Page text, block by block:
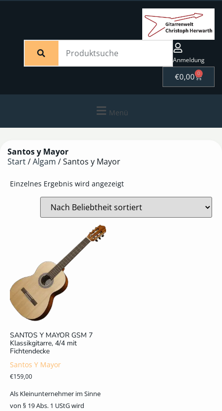
Anmeldung
€0,00 0
Menü
Santos y Mayor
Start/Algam / Santos y Mayor
Einzelnes Ergebnis wird angezeigt
SANTOS Y MAYOR GSM 7
Klassikgitarre, 4/4 mit
Fichtendecke
Santos Y Mayor
€159,00
Als Kleinunternehmer im Sinne
von § 19 Abs. 1 UStG wird